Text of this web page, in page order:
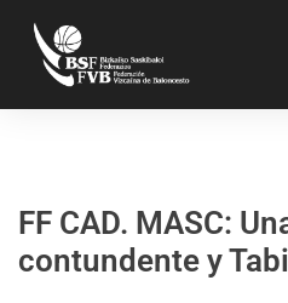
FF CAD. MASC:
contundente y